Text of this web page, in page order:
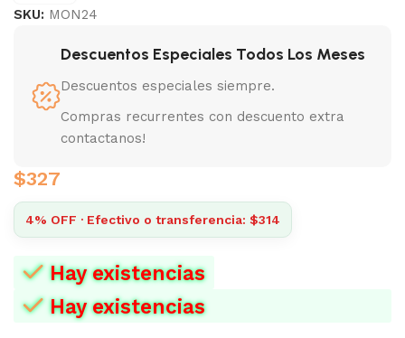
SKU: MON24
Descuentos Especiales Todos Los Meses
Descuentos especiales siempre.
Compras recurrentes con descuento extra
contactanos!
$327
4% OFF · Efectivo o transferencia: $314
Hay existencias
Hay existencias